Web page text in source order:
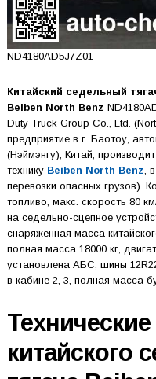
ND4180AD5J7Z01
Китайский седельный
Beiben North Benz
Duty Truck Group Co., Ltd.
предприятие в г. Баотоу,
(Нэймэнгу), Китай;
технику Beiben North Benz ,
перевозки опасных грузов).
топливо, макс. скорость 80
на седельно-сцепное
снаряженная масса
полная масса 18000 кг,
установлена АБС, шины
в кабине 2, 3, полная масса
китайского